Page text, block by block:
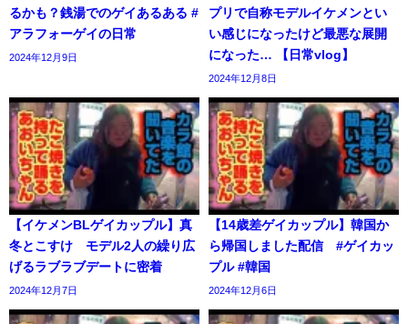
るかも？銭湯でのゲイあるある #
アラフォーゲイの日常
2024年12月9日
プリで自称モデルイケメンとい
い感じになったけど最悪な展開
になった… 【日常vlog】
2024年12月8日
【イケメンBLゲイカップル】真
冬とこすけ モデル2人の繰り広
げるラブラブデートに密着
2024年12月7日
【14歳差ゲイカップル】韓国か
ら帰国しました配信 #ゲイカッ
プル #韓国
2024年12月6日